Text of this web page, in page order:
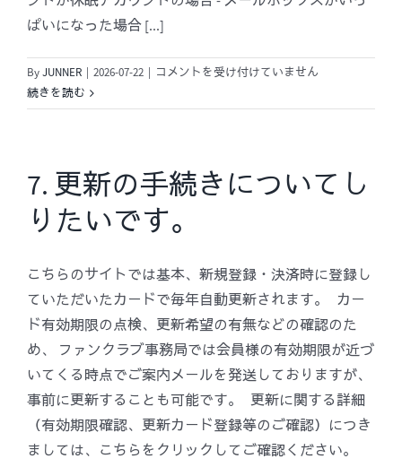
す
は
ぱいになった場合 [...]
ByJUNNER 2026-07-22
6.
ァ
ラ
ブ
の
メ
ル
が
届
ま
せ
ん。
は
コメントを受け付けていません
続きを読む
7. 更新の手続きについてし
りたいです。
こちらのサイトでは基本、新規登録・決済時に登録し
ていただいたカードで毎年自動更新されます。 カー
ド有効期限の点検、更新希望の有無などの確認のた
め、 ファンクラブ事務局では会員様の有効期限が近づ
いてくる時点でご案内メールを発送しておりますが、
事前に更新することも可能です。 更新に関する詳細
（有効期限確認、更新カード登録等のご確認）につき
ましては、こちらをクリックしてご確認ください。